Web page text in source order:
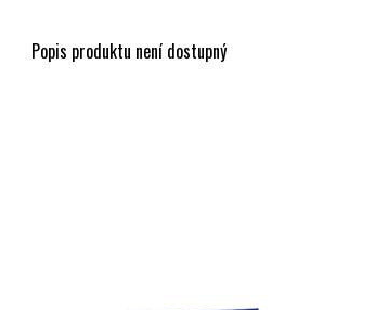
Popis produktu není dostupný